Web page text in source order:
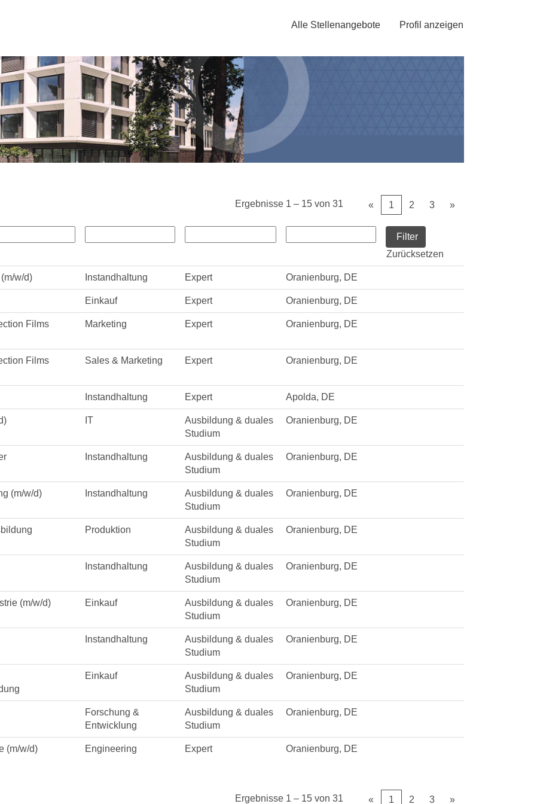
Alle Stellenangebote Profil anzeigen
Ergebnisse 1 – 15 von 31 « 1 2 3 »
Zurücksetzen
w/d) Instandhaltung Expert Oranienburg, DE
Einkauf Expert Oranienburg, DE
Films
Marketing Expert Oranienburg, DE
Films
Sales & Marketing Expert Oranienburg, DE
Instandhaltung Expert Apolda, DE
IT
Ausbildung & duales
Studium
Oranienburg, DE
Instandhaltung
Ausbildung & duales
Studium
Oranienburg, DE
(m/w/d)
Instandhaltung
Ausbildung & duales
Studium
Oranienburg, DE
Produktion
Ausbildung & duales
Studium
Oranienburg, DE
Instandhaltung
Ausbildung & duales
Studium
Oranienburg, DE
(m/w/d) Einkauf
Ausbildung & duales
Studium
Oranienburg, DE
Instandhaltung
Ausbildung & duales
Studium
Oranienburg, DE
Einkauf
Ausbildung & duales
Studium
Oranienburg, DE
Forschung &
Entwicklung
Ausbildung & duales
Studium
Oranienburg, DE
(m/w/d) Engineering Expert Oranienburg, DE
Ergebnisse 1 – 15 von 31 « 1 2 3 »